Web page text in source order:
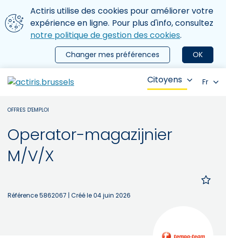
Aller au contenu principal
Nous utilisons des cookies
Actiris utilise des cookies pour améliorer votre
expérience en ligne. Pour plus d'info, consultez
notre politique de gestion des cookies.
OK
Changer mes préférences
le menu
Citoyens Fr
OFFRES D'EMPLOI
Operator-magazijnier
M/V/X
Référence 5862067 | Créé le 04 juin 2026